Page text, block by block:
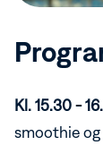
Kl. 15.30 -
smoothie